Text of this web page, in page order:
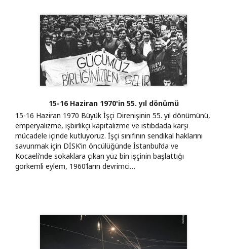
15-16 Haziran 1970'in 55. yıl dönümü
15-16 Haziran 1970 Büyük İşçi Direnişinin 55. yıl dönümünü,
emperyalizme, işbirlikçi kapitalizme ve istibdada karşı
mücadele içinde kutluyoruz. İşçi sınıfının sendikal haklarını
savunmak için DİSK’in öncülüğünde İstanbul’da ve
Kocaeli’nde sokaklara çıkan yüz bin işçinin başlattığı
görkemli eylem, 1960’ların devrimci…